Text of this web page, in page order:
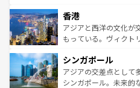
とつ。フォーやバイン
ひ現地で味わいたい。
が旅行者を迎えてくれ
参照してほしい。
の活気が交差している
帯で自然と触れ合い、
いビーチでリゾート気
激する。気候は一年中
が待っている。親しみ
た文化、そして多様な
香港
アジアと西洋の文化が
もっている。ヴィクト
み、どこを訪れても感
ており、効率よく見ど
うな絶景から文化的な
シンガポール
アジアの交差点として
シンガポール。未来的